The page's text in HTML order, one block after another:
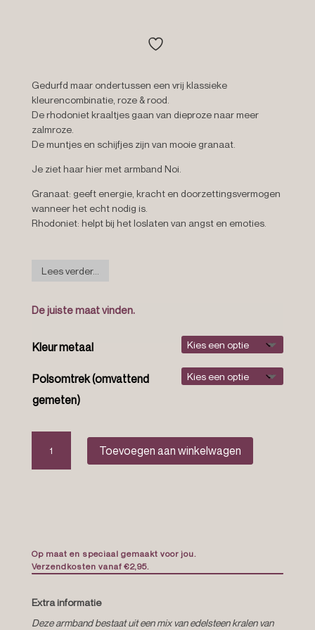
Gedurfd maar ondertussen een vrij klassieke
kleurencombinatie, roze & rood.
De rhodoniet kraaltjes gaan van dieproze naar meer
zalmroze.
De muntjes en schijfjes zijn van mooie granaat.
Je ziet haar hier met armband Noi.
Granaat: geeft energie, kracht en doorzettingsvermogen
wanneer het echt nodig is.
Rhodoniet: helpt bij het loslaten van angst en emoties.
Lees verder...
De juiste maat vinden.
Kleur metaal
Polsomtrek (omvattend
gemeten)
armband
“Gigi”
Toevoegen aan winkelwagen
Op maat en speciaal gemaakt voor jou.
Verzendkosten vanaf €2,95.
Extra informatie
Deze armband bestaat uit een mix van edelsteen kralen van